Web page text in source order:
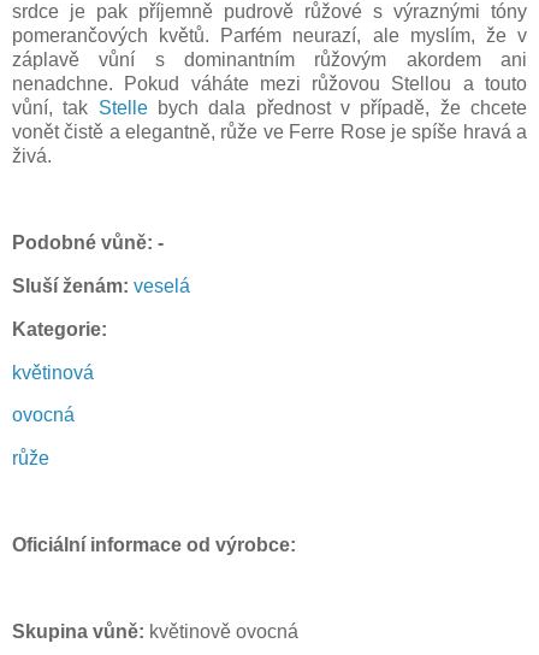
srdce je pak příjemně pudrově růžové s výraznými tóny
pomerančových květů. Parfém neurazí, ale myslím, že v
záplavě vůní s dominantním růžovým akordem ani
nenadchne. Pokud váháte mezi růžovou Stellou a touto
vůní, tak Stellebych dala přednost v případě, že chcete
vonět čistě a elegantně, růže ve Ferre Rose je spíše hravá a
živá.
Podobné vůně: -
Sluší ženám: veselá
Kategorie:
květinová
ovocná
růže
Oficiální informace od výrobce:
Skupina vůně: květinově ovocná